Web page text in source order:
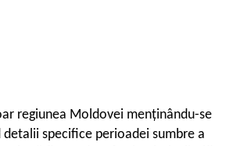
regiunea Moldovei menținându-se
specifice perioadei sumbre a